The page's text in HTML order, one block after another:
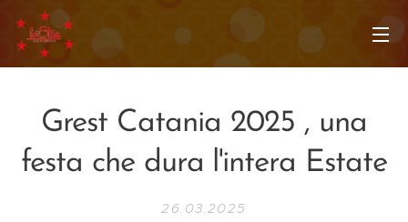
Grest Catania 2025 , una
festa che dura l'intera Estate
26.03.2025